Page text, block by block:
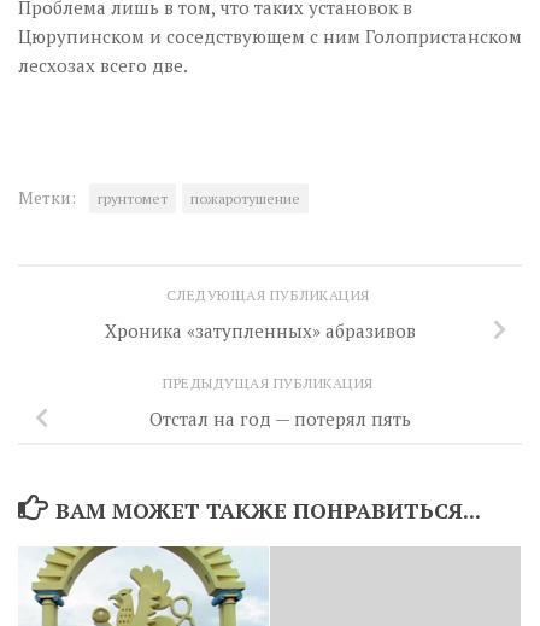
Проблема лишь в том, что таких установок в
Цюрупинском и соседствующем с ним Голопристанском
лесхозах всего две.
Метки: грунтомет пожаротушение
СЛЕДУЮЩАЯ ПУБЛИКАЦИЯ
Хроника «затупленных» абразивов
ПРЕДЫДУЩАЯ ПУБЛИКАЦИЯ
Отстал на год — потерял пять
ВАМ МОЖЕТ ТАКЖЕ ПОНРАВИТЬСЯ...